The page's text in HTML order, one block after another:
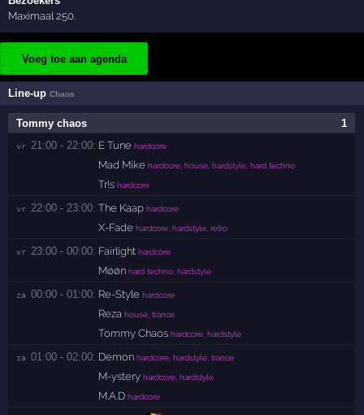
Maximaal 250.
Voeg toe aan agenda
Line-upChaos
1
Tommy chaos
vr 21:00 - 22:00: E Tune hardcore
Mad Mike hardcore, house, hardstyle, hard techno
Tr!s hardcore
vr 22:00 - 23:00: The Kaap hardcore
X-Fade hardcore, hardstyle, retro
vr 23:00 - 00:00: Fairlight hardcore
Møøn hard techno, hardstyle
za 00:00 - 01:00: Re-Style hardcore
Reza house, trance
Tommy Chaos hardcore, hardstyle
za 01:00 - 02:00: Demon hardcore, hardstyle, trance
M-ystery hardcore, hardstyle
M.A.D hardcore